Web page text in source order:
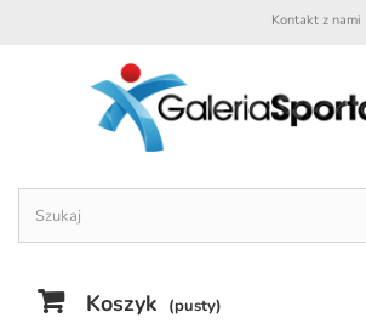
Kontakt z nami
Koszyk (pusty)